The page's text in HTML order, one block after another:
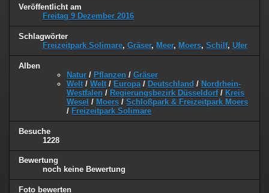
Veröffentlicht am
Freitag 9 Dezember 2016
Schlagwörter
Freizeitpark Solimare, Gräser, Meer, Moers, Schilf, Ufer
Alben
Natur / Pflanzen / Gräser
Welt / Welt / Europa / Deutschland / Nordrhein-
Westfalen / Regierungsbezirk Düsseldorf/ Kreis
Wesel / Moers / Schloßpark & Freizeitpark Moers
/ Freizeitpark Solimare
Besuche
1228
Bewertung
noch keine Bewertung
Foto bewerten